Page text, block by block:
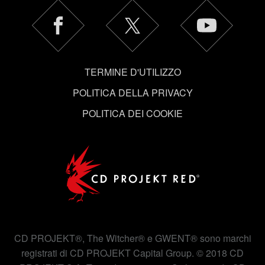
Tutti i dettagli su come utilizziamo i cookie e su come
impostare le tue preferenze sono disponibili nel menu
"Impostazioni" qui sotto.
TERMINE D'UTILIZZO
POLITICA DELLA PRIVACY
POLITICA DEI COOKIE
CD PROJEKT®, The Witcher® e GWENT® sono marchi
registrati di CD PROJEKT Capital Group. © 2018 CD